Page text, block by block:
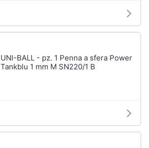
UNI-BALL - pz. 1 Penna a sfera Power
Tankblu 1 mm M SN220/1 B